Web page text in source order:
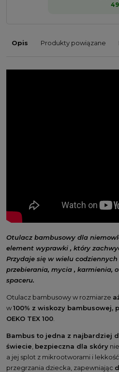
Opis Produkty powiązane
Otulacz bambusowy dla
element wyprawki , który
Przydaje się w wielu
przebierania, mycia , karmienia,
spaceru.
Otulacz bambusowy w rozmiarze
w100% z wiskozy bambusowej,
OEKO TEX 100
Bambus to jedna z najbardziej
świecie bezpieczna dla skóry
a jej splot z mikrootworami i
przegrzania dziecka, zapewniając